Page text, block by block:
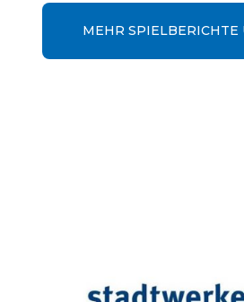
MEHR SPIELBERICHTE